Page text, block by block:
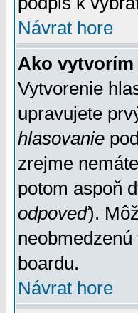
Návrat hore
Ako
Vytvorenie
upravujete
hlasovanie
zrejme
potom aspoň
odpoveď).
boardu.
Návrat hore